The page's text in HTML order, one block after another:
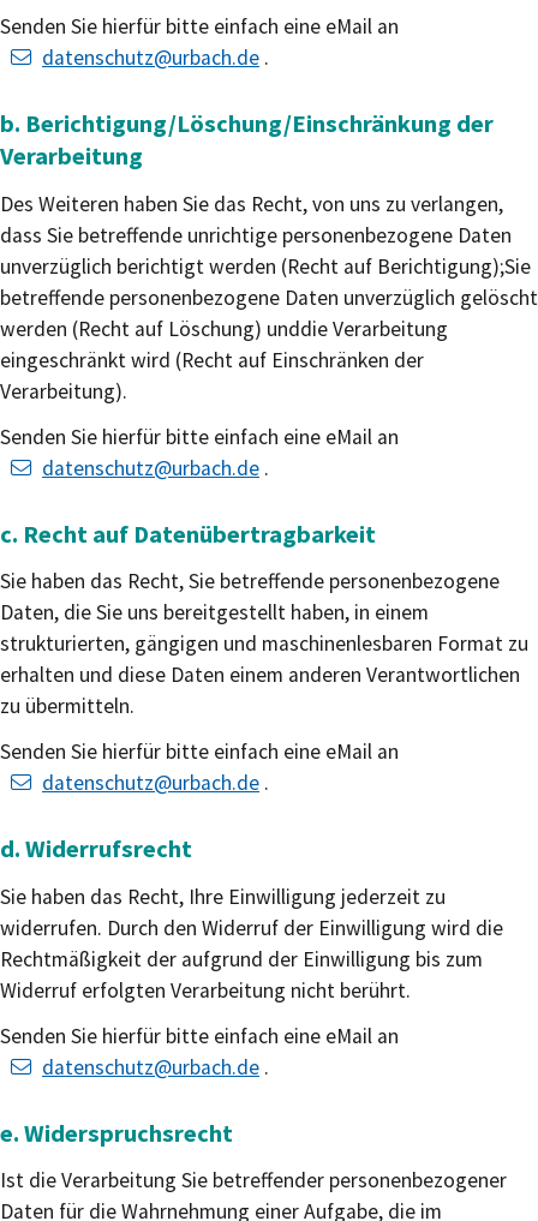
Senden Sie hierfür bitte einfach eine eMail an
datenschutz@urbach.de .
b. Berichtigung/Löschung/Einschränkung der
Verarbeitung
Des Weiteren haben Sie das Recht, von uns zu verlangen,
dass Sie betreffende unrichtige personenbezogene Daten
unverzüglich berichtigt werden (Recht auf Berichtigung);Sie
betreffende personenbezogene Daten unverzüglich gelöscht
werden (Recht auf Löschung) unddie Verarbeitung
eingeschränkt wird (Recht auf Einschränken der
Verarbeitung).
Senden Sie hierfür bitte einfach eine eMail an
datenschutz@urbach.de .
c. Recht auf Datenübertragbarkeit
Sie haben das Recht, Sie betreffende personenbezogene
Daten, die Sie uns bereitgestellt haben, in einem
strukturierten, gängigen und maschinenlesbaren Format zu
erhalten und diese Daten einem anderen Verantwortlichen
zu übermitteln.
Senden Sie hierfür bitte einfach eine eMail an
datenschutz@urbach.de .
d. Widerrufsrecht
Sie haben das Recht, Ihre Einwilligung jederzeit zu
widerrufen. Durch den Widerruf der Einwilligung wird die
Rechtmäßigkeit der aufgrund der Einwilligung bis zum
Widerruf erfolgten Verarbeitung nicht berührt.
Senden Sie hierfür bitte einfach eine eMail an
datenschutz@urbach.de .
e. Widerspruchsrecht
Ist die Verarbeitung Sie betreffender personenbezogener
Daten für die Wahrnehmung einer Aufgabe, die im